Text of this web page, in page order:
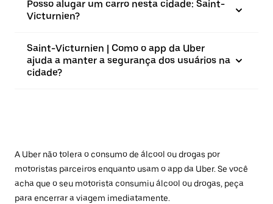
Posso alugar um carro nesta cidade: Saint-
Victurnien?
Saint-Victurnien | Como o app da Uber
ajuda a manter a segurança dos usuários na
cidade?
A Uber não tolera o consumo de álcool ou drogas por
motoristas parceiros enquanto usam o app da Uber. Se você
acha que o seu motorista consumiu álcool ou drogas, peça
para encerrar a viagem imediatamente.